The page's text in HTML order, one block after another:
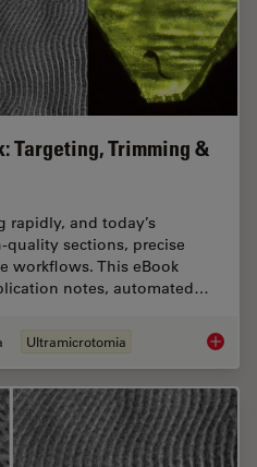
Targeting, Trimming &
and today’s
sections, precise
workflows. This eBook
notes, automated…
Ultramicrotomia